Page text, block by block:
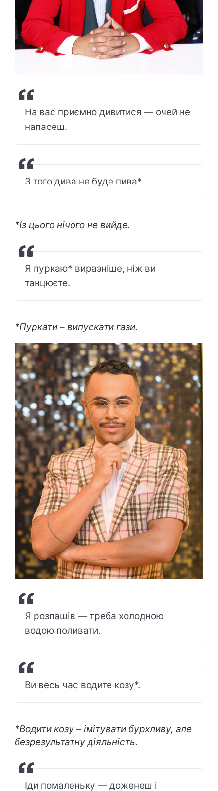
На вас приємно дивитися — очей не
напасеш.
З того дива не буде пива*.
*Із цього нічого не вийде.
Я пуркаю* виразніше, ніж ви
танцюєте.
*Пуркати – випускати гази.
Я розпашів — треба холодною
водою поливати.
Ви весь час водите козу*.
*Водити козу – імітувати бурхливу, але
безрезультатну діяльність.
Іди помаленьку — доженеш і